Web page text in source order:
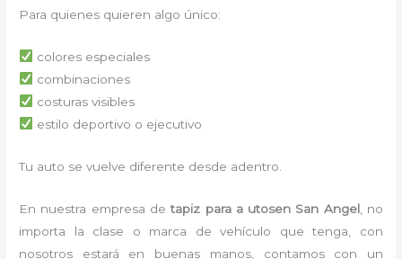
Para quienes quieren algo único:
colores especiales
combinaciones
costuras visibles
estilo deportivo o ejecutivo
Tu auto se vuelve diferente desde adentro.
En nuestra empresa detapiz para a utosen San Angel, no
importa la clase o marca de vehículo que tenga, con
nosotros estará en buenas manos, contamos con un